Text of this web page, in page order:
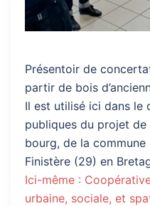
Présentoir de
partir de bois
Il est utilisé ici dans le
publiques du projet
bourg, de la
Finistère (29) en
Ici-même :
urbaine, sociale, et